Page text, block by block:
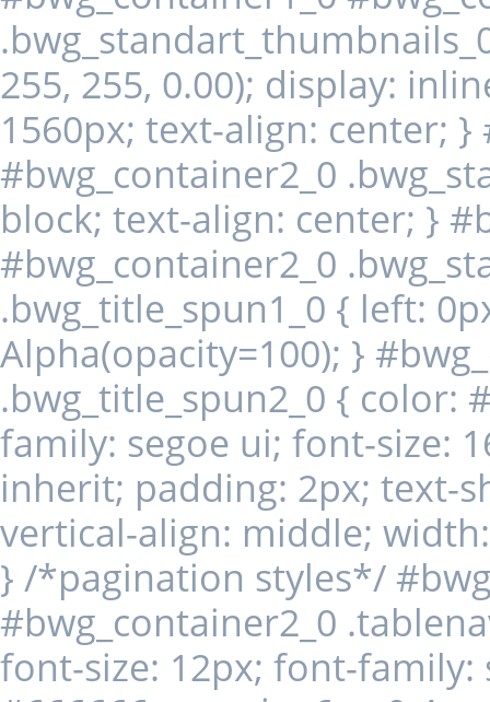
255, 255, 0.00); display:
1560px; text-align: center; }
#bwg_container2_0
block; text-align: center; }
#bwg_container2_0
.bwg_title_spun1_0 { left:
Alpha(opacity=100); }
.bwg_title_spun2_0 { color:
family: segoe ui; font-size:
inherit; padding: 2px; text-
vertical-align: middle;
} /*pagination styles*/
#bwg_container2_0
font-size: 12px; font-